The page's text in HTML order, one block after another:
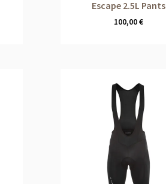
Escape 2.5L Pants
100,00€